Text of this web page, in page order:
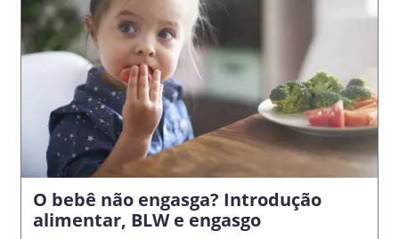
O bebê não engasga? Introdução
alimentar, BLW e engasgo